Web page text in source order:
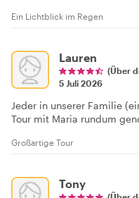
Ein Lichtblick im Regen
Lauren
(Über
5 Juli 2026
Jeder in unserer Familie
Tour mit Maria rundum
Großartige Tour
Tony